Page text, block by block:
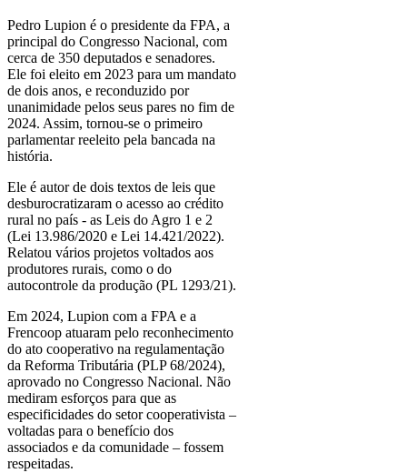
Pedro Lupion é o presidente da FPA, a
principal do Congresso Nacional, com
cerca de 350 deputados e senadores.
Ele foi eleito em 2023 para um mandato
de dois anos, e reconduzido por
unanimidade pelos seus pares no fim de
2024. Assim, tornou-se o primeiro
parlamentar reeleito pela bancada na
história.
Ele é autor de dois textos de leis que
desburocratizaram o acesso ao crédito
rural no país - as Leis do Agro 1 e 2
(Lei 13.986/2020 e Lei 14.421/2022).
Relatou vários projetos voltados aos
produtores rurais, como o do
autocontrole da produção (PL 1293/21).
Em 2024, Lupion com a FPA e a
Frencoop atuaram pelo reconhecimento
do ato cooperativo na regulamentação
da Reforma Tributária (PLP 68/2024),
aprovado no Congresso Nacional. Não
mediram esforços para que as
especificidades do setor cooperativista –
voltadas para o benefício dos
associados e da comunidade – fossem
respeitadas.